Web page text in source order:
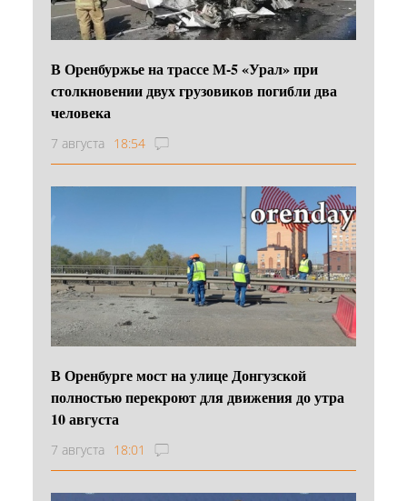
В Оренбуржье на трассе М-5 «Урал» при
столкновении двух грузовиков погибли два
человека
7 августа 18:54
В Оренбурге мост на улице Донгузской
полностью перекроют для движения до утра
10 августа
7 августа 18:01